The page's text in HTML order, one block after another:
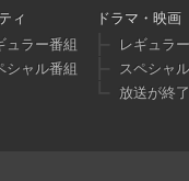
ィ
ュラー番組
シャル番組
ドラマ・映画
レギュラ
スペシャ
放送が終